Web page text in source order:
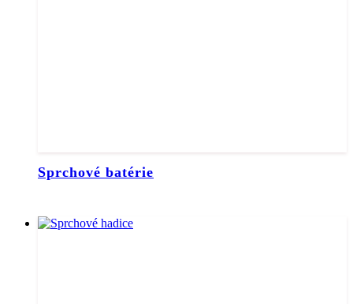
Sprchové batérie